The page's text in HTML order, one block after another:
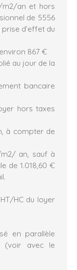
m2/an et hors
de 5556
d’effet du
867 €
au jour de la
bancaire
hors taxes
à compter de
an, sauf à
de 1.018,60 €
HC du loyer
en parallèle
(voir avec le